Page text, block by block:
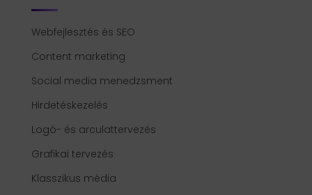
Webfejlesztés és SEO
Content marketing
Social media menedzsment
Hirdetéskezelés
Logó- és arculattervezés
Grafikai tervezés
Klasszikus média